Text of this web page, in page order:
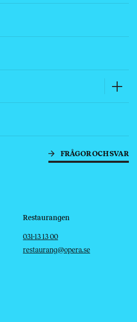
FRÅGOR OCH SVAR
Restaurangen
Telefon
031-13 13 00
E-post
restaurang@opera.se